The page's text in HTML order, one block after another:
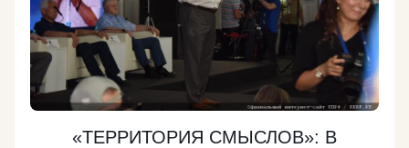
«ТЕРРИТОРИЯ СМЫСЛОВ»: В